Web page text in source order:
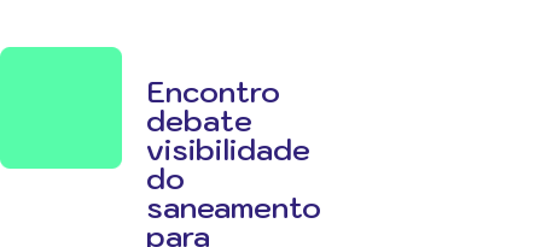
Encontro
debate
visibilidade
do
saneamento
para